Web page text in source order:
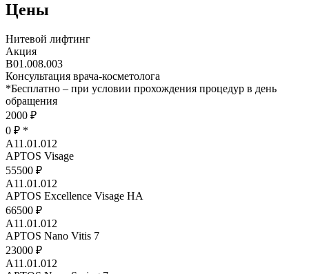
Цены
Нитевой лифтинг
Акция
В01.008.003
Консультация врача-косметолога
*Бесплатно – при условии прохождения процедур в день
обращения
2000 ₽
0 ₽ *
A11.01.012
APTOS Visage
55500 ₽
A11.01.012
APTOS Excellence Visage HA
66500 ₽
A11.01.012
APTOS Nano Vitis 7
23000 ₽
A11.01.012